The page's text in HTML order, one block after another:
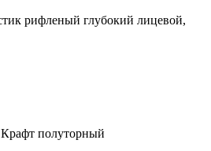
рифленый глубокий лицевой,
полуторный